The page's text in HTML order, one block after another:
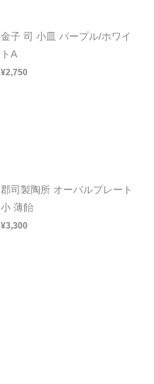
金子 司 小皿 パープル/ホワイ
トA
¥2,750
郡司製陶所 オーバルプレート
小 薄飴
¥3,300